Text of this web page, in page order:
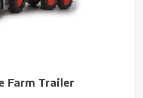
Farm Trailer